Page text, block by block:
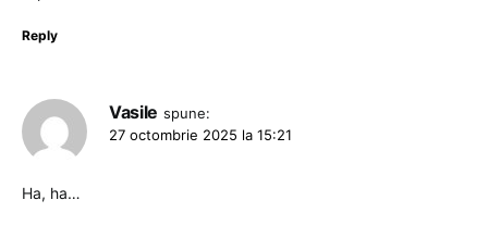
Reply
Vasile spune:
27 octombrie 2025 la 15:21
Ha, ha…